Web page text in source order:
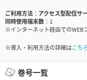
ご利用方法
アクセス型配信サ
同時使用端末数
1
※インターネット経由でのWEB
※導入・利用方法の詳細はこち
巻号一覧